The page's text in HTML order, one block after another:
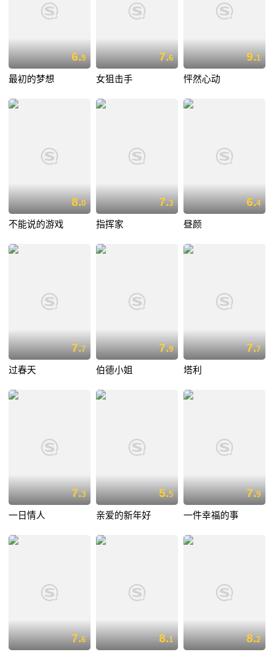
6.9
最初的梦想
7.6
女狙击手
9.1
怦然心动
8.0
不能说的游戏
7.3
指挥家
6.4
昼颜
7.7
过春天
7.9
伯德小姐
7.7
塔利
7.3
一日情人
5.5
亲爱的新年好
7.9
一件幸福的事
7.6 8.1 8.2